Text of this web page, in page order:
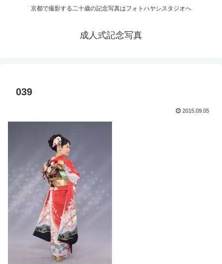
京都で撮影する二十歳の記念写真はフォトハヤシスタジオへ
成人式記念写真
039
2015.09.05